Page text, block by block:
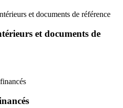
et documents de référence
et documents de